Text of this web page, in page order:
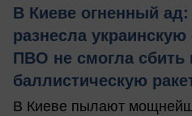
В Киеве огненный
разнесла
ПВО не смогла сбить
баллистическую
В Киеве пылают